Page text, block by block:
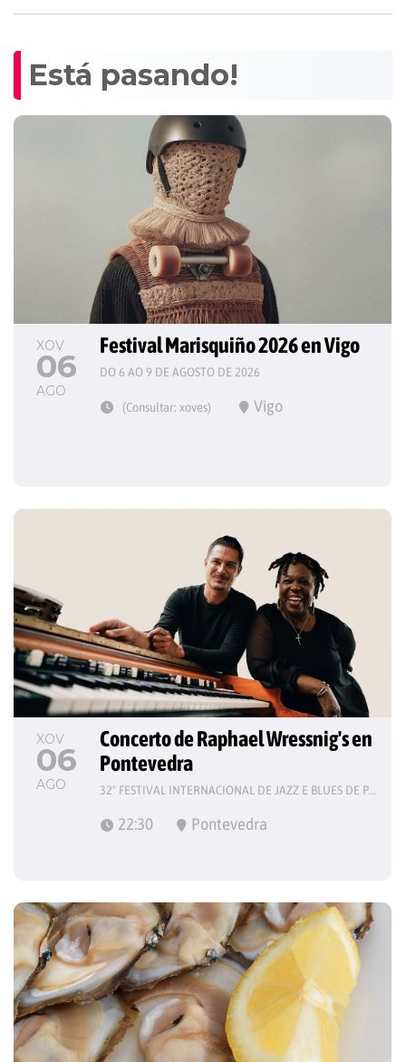
Está pasando!
XOV
06
AGO
Festival Marisquiño 2026 en Vigo
DO 6 AO 9 DE AGOSTO DE 2026
(Consultar: xoves) Vigo
XOV
06
AGO
Concerto de Raphael Wressnig's en
Pontevedra
32º FESTIVAL INTERNACIONAL DE JAZZ E BLUES DE PONTEVEDRA
22:30 Pontevedra